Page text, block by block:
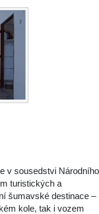
v sousedstvi Národního
turistických a
šumavské destinace –
kole, tak i vozem